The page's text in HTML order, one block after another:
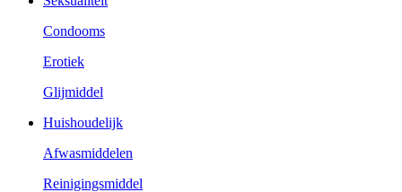
Condooms
Erotiek
Glijmiddel
Huishoudelijk
Afwasmiddelen
Reinigingsmiddel